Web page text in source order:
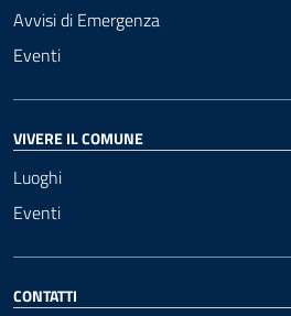
Avvisi di Emergenza
Eventi
VIVERE IL COMUNE
Luoghi
Eventi
CONTATTI